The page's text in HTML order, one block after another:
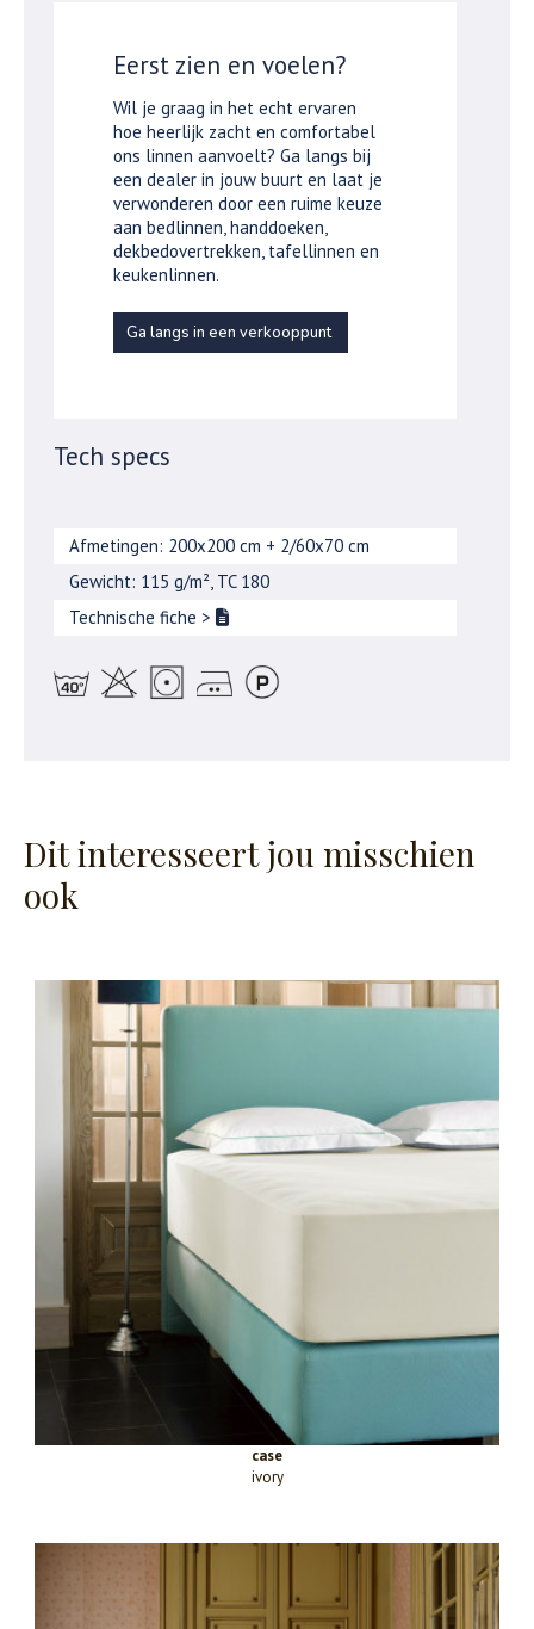
Eerst zien en voelen?
Wil je graag in het echt ervaren
hoe heerlijk zacht en comfortabel
ons linnen aanvoelt? Ga langs bij
een dealer in jouw buurt en laat je
verwonderen door een ruime keuze
aan bedlinnen, handdoeken,
dekbedovertrekken, tafellinnen en
keukenlinnen.
Ga langs in een verkooppunt
Tech specs
Afmetingen: 200x200 cm + 2/60x70 cm
Gewicht: 115 g/m², TC 180
Technische fiche >
Dit interesseert jou misschien
ook
case
ivory